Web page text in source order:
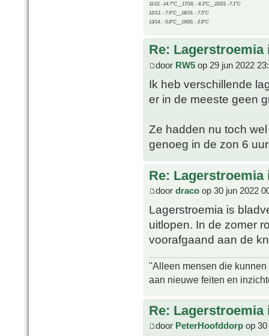
11/12, -14.7°C__17/18, - 8.3°C__22/23, -7.1°C
12/13, - 7.9°C__18/19, - 7.5°C
13/14, - 0.8°C__19/20, - 2.8°C
Re:
door RW5 op 29 jun 2022
Ik heb verschillende
er in de meeste geen
Ze hadden nu toch
genoeg in de zon 6
Re:
door draco op 30 jun 2022
Lagerstroemia is
uitlopen. In de zomer
voorafgaand aan de
"Alleen mensen die
aan nieuwe feiten en
Re:
door PeterHoofddorp op